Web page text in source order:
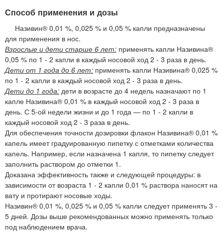
Способ применения и дозы
Називин® 0,01 %, 0,025 % и 0,05 % капли предназначены
для применения в нос.
Взрослые и дети старше 6 лет: применять капли Називина®
0,05 % по 1 - 2 капли в каждый носовой ход 2 - 3 раза в день.
Дети от 1 года до 6 лет: применять капли Називина® 0,025 %
по 1 - 2 капли в каждый носовой ход 2 - 3 раза в день.
Дети до 1 года: дети в возрасте до 4 недель назначают по 1
капле Називина® 0,01 % в каждый носовой ход 2 - 3 раза в
день. С 5-ой недели жизни и до 1 года — по 1 - 2 капли в
каждый носовой ход 2 - 3 раза в день.
Для обеспечения точности дозировки флакон Називина® 0,01 %
капель имеет градуированную пипетку с отметками количества
капель. Например, если назначена 1 капля, то пипетку следует
заполнить раствором до отметки 1.
Доказана эффективность также и следующей процедуры: в
зависимости от возраста 1 - 2 капли 0,01 % раствора наносят на
вату и протирают носовые ходы.
Називин® 0,01 %, 0,025 % и 0,05 % капли следует применять 3 -
5 дней. Дозы выше рекомендованных можно применять только
под наблюдением врача.